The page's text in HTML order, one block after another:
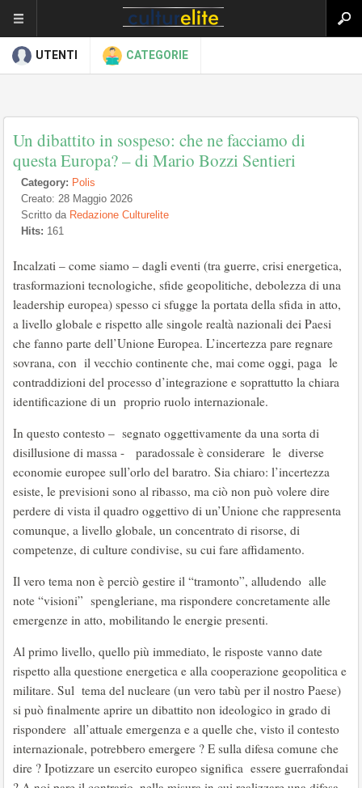
UTENTI CATEGORIE
Un dibattito in sospeso: che ne facciamo di
questa Europa? – di Mario Bozzi Sentieri
Category: Polis
Creato: 28 Maggio 2026
Scritto da Redazione Culturelite
Hits: 161
Incalzati – come siamo – dagli eventi (tra guerre, crisi energetica,
trasformazioni tecnologiche, sfide geopolitiche, debolezza di una
leadership europea) spesso ci sfugge la portata della sfida in atto,
a livello globale e rispetto alle singole realtà nazionali dei Paesi
che fanno parte dell’Unione Europea. L’incertezza pare regnare
sovrana, con il vecchio continente che, mai come oggi, paga le
contraddizioni del processo d’integrazione e soprattutto la chiara
identificazione di un proprio ruolo internazionale.
In questo contesto – segnato oggettivamente da una sorta di
disillusione di massa - paradossale è considerare le diverse
economie europee sull’orlo del baratro. Sia chiaro: l’incertezza
esiste, le previsioni sono al ribasso, ma ciò non può volere dire
perdere di vista il quadro oggettivo di un’Unione che rappresenta
comunque, a livello globale, un concentrato di risorse, di
competenze, di culture condivise, su cui fare affidamento.
Il vero tema non è perciò gestire il “tramonto”, alludendo alle
note “visioni” spengleriane, ma rispondere concretamente alle
emergenze in atto, mobilitando le energie presenti.
Al primo livello, quello più immediato, le risposte vanno date
rispetto alla questione energetica e alla cooperazione geopolitica e
militare. Sul tema del nucleare (un vero tabù per il nostro Paese)
si può finalmente aprire un dibattito non ideologico in grado di
rispondere all’attuale emergenza e a quelle che, visto il contesto
internazionale, potrebbero emergere ? E sulla difesa comune che
dire ? Ipotizzare un esercito europeo significa essere guerrafondai